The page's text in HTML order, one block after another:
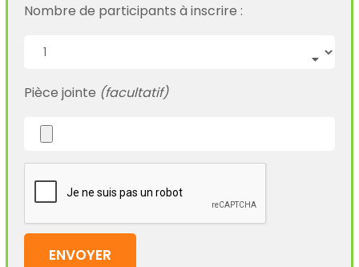
Nombre de participants à inscrire :
Pièce jointe (facultatif)